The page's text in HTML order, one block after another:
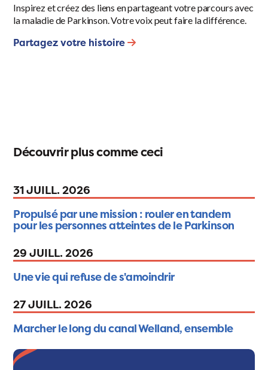
Inspirez et créez des liens en partageant votre parcours avec
la maladie de Parkinson. Votre voix peut faire la différence.
Partagez votre histoire
Découvrir plus comme ceci
31 JUILL. 2026
Propulsé par une mission : rouler en tandem
pour les personnes atteintes de le Parkinson
29 JUILL. 2026
Une vie qui refuse de s'amoindrir
27 JUILL. 2026
Marcher le long du canal Welland, ensemble